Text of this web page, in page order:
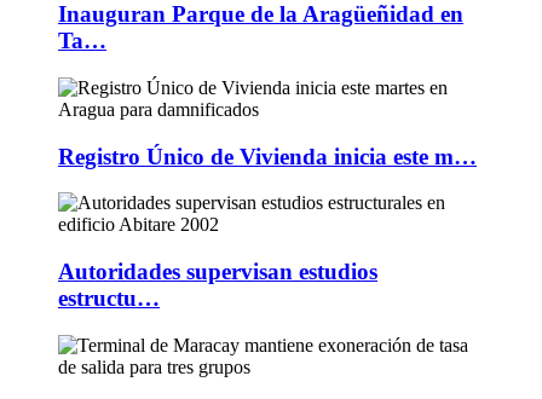
Inauguran Parque de la Aragüeñidad en
Ta…
Registro Único de Vivienda inicia este m…
Autoridades supervisan estudios
estructu…